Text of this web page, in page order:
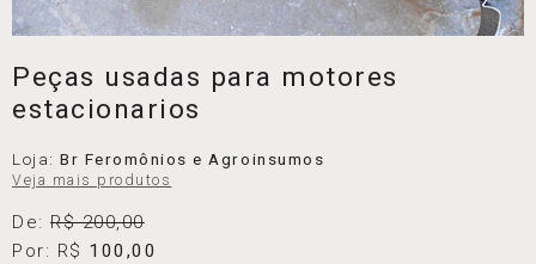
Peças usadas para motores
estacionarios
Loja:Br Feromônios e Agroinsumos
Veja mais produtos
De:R$ 200,00
Por: R$ 100,00